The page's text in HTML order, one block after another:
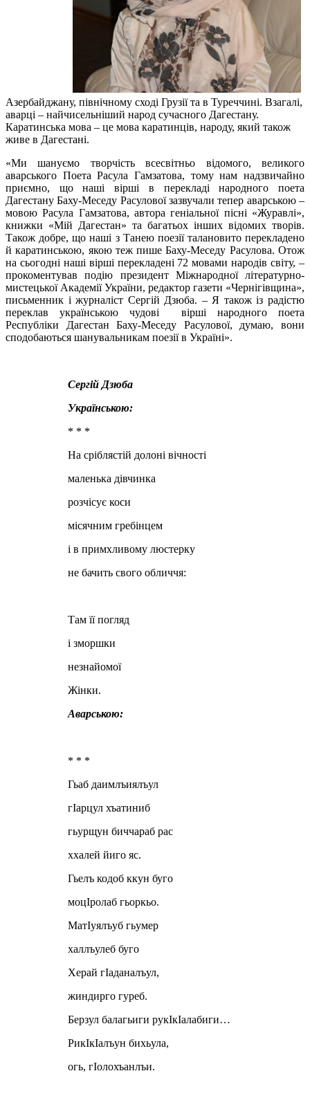
Азербайджану, північному сході Грузії та в Туреччині. Взагалі,
аварці – найчисельніший народ сучасного Дагестану.
Каратинська мова – це мова каратинців, народу, який також
живе в Дагестані.
«Ми шануємо творчість всесвітньо відомого, великого
аварського Поета Расула Гамзатова, тому нам надзвичайно
приємно, що наші вірші в перекладі народного поета
Дагестану Баху-Меседу Расулової зазвучали тепер аварською –
мовою Расула Гамзатова, автора геніальної пісні «Журавлі»,
книжки «Мій Дагестан» та багатьох інших відомих творів.
Також добре, що наші з Танею поезії талановито перекладено
й каратинською, якою теж пише Баху-Меседу Расулова. Отож
на сьогодні наші вірші перекладені 72 мовами народів світу, –
прокоментував подію президент Міжнародної літературно-
мистецької Академії України, редактор газети «Чернігівщина»,
письменник і журналіст Сергій Дзюба. – Я також із радістю
переклав українською чудові вірші народного поета
Республіки Дагестан Баху-Меседу Расулової, думаю, вони
сподобаються шанувальникам поезії в Україні».
Сергій Дзюба
Українською:
* * *
На сріблястій долоні вічності
маленька дівчинка
розчісує коси
місячним гребінцем
і в примхливому люстерку
не бачить свого обличчя:
Там її погляд
і зморшки
незнайомої
Жінки.
Аварською:
* * *
Гьаб даимлъиялъул
гIарцул хъатиниб
гьурщун биччараб рас
ххалей йиго яс.
Гьелъ кодоб ккун буго
моцIролаб гьоркьо.
МатIуялъуб гьумер
халлъулеб буго
Херай гIаданалъул,
жиндирго гуреб.
Берзул балагьиги рукIкIалабиги…
РикIкIалъун бихьула,
огь, гIолохъанлъи.